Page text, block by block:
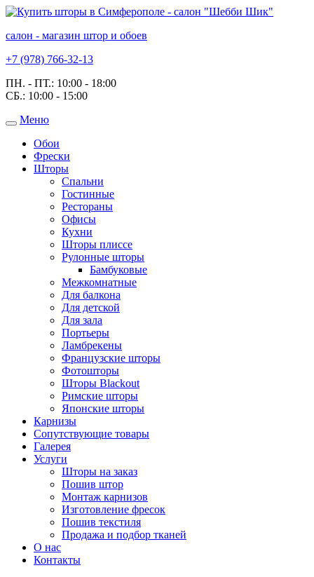
салон - магазин штор и обоев
+7 (978) 766-32-13
ПН. - ПТ.: 10:00 - 18:00
СБ.: 10:00 - 15:00
Toggle
navigation
Меню
Обои
Фрески
Шторы
Спальни
Гостинные
Рестораны
Офисы
Кухни
Шторы плиссе
Рулонные шторы
Бамбуковые
Межкомнатные
Для балкона
Для детской
Для зала
Портьеры
Ламбрекены
Французские шторы
Фотошторы
Шторы Blackout
Римские шторы
Японские шторы
Карнизы
Сопутствующие товары
Галерея
Услуги
Шторы на заказ
Пошив штор
Монтаж карнизов
Изготовление фресок
Пошив текстиля
Продажа и подбор тканей
О нас
Контакты